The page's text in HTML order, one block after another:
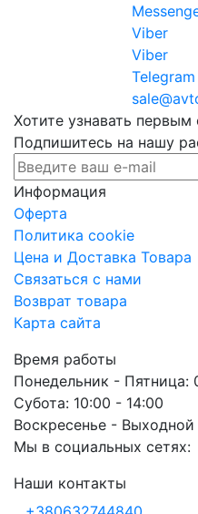
Viber
Viber
Telegram
Хотите узнавать
Подпишитесь на нашу
Информация
Оферта
Политика cookie
Цена и Доставка Товара
Связаться с нами
Возврат товара
Карта сайта
Время работы
Понедельник - Пятница:
Субота: 10:00 - 14:00
Воскресенье - Выходной
Мы в социальных сетях:
Наши контакты